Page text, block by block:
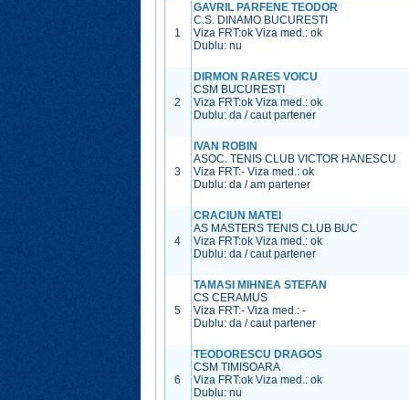
1
GAVRIL PARFENE TEODOR
C.S. DINAMO BUCURESTI
Viza FRT:ok Viza med.:ok
Dublu: nu
2
DIRMON RARES VOICU
CSM BUCURESTI
Viza FRT:ok Viza med.:ok
Dublu: da / caut partener
3
IVAN ROBIN
ASOC. TENIS CLUB VICTOR HANESCU
Viza FRT:- Viza med.:ok
Dublu: da / am partener
4
CRACIUN MATEI
AS MASTERS TENIS CLUB BUC
Viza FRT:ok Viza med.:ok
Dublu: da / caut partener
5
TAMASI MIHNEA STEFAN
CS CERAMUS
Viza FRT:- Viza med.:-
Dublu: da / caut partener
6
TEODORESCU DRAGOS
CSM TIMISOARA
Viza FRT:ok Viza med.:ok
Dublu: nu